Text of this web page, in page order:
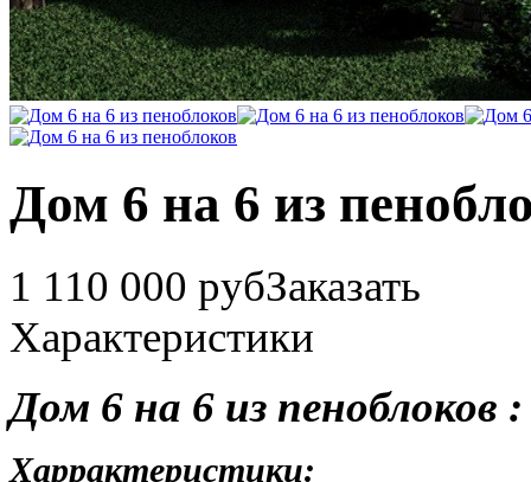
Дом 6 на 6 из
1 110 000 рубЗаказать
Характеристики
Дом 6 на 6 из пеноблоков :
Харрактеристики: